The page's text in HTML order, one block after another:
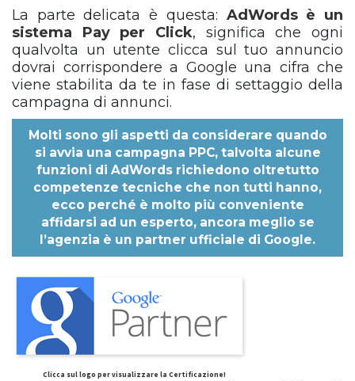
La parte delicata è questa: AdWords è un
sistema Pay per Click, significa che ogni
qualvolta un utente clicca sul tuo annuncio
dovrai corrispondere a Google una cifra che
viene stabilita da te in fase di settaggio della
campagna di annunci.
Molti sono gli aspetti da considerare quando
si avvia una campagna PPC, talvolta alcune
funzioni di AdWords richiedono oltretutto
competenze tecniche che non tutti hanno,
ecco perché è molto più conveniente
affidarsi ad un esperto, ancora meglio se
l’agenzia è un partner ufficiale di Google.
Clicca sul logo per visualizzare la Certificazione!